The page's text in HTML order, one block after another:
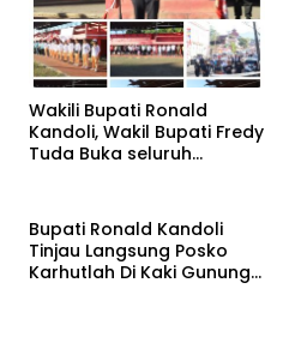
Wakili Bupati Ronald
Kandoli, Wakil Bupati Fredy
Tuda Buka seluruh
Bupati Ronald Kandoli
Tinjau Langsung Posko
Karhutlah Di Kaki Gunung